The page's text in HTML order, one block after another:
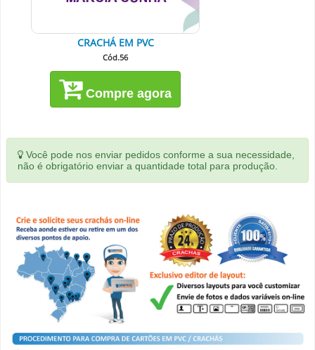
CRACHÁ EM PVC
Cód.56
Compre agora
Você pode nos enviar pedidos conforme a sua necessidade,
não é obrigatório enviar a quantidade total para produção.